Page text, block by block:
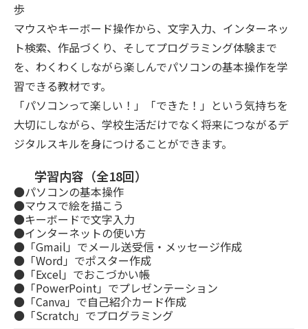
歩
マウスやキーボード操作から、文字入力、インターネッ
ト検索、作品づくり、そしてプログラミング体験まで
を、わくわくしながら楽しんでパソコンの基本操作を学
習できる教材です。
「パソコンって楽しい！」「できた！」という気持ちを
大切にしながら、学校生活だけでなく将来につながるデ
ジタルスキルを身につけることができます。
学習内容（全18回）
●パソコンの基本操作
●マウスで絵を描こう
●キーボードで文字入力
●インターネットの使い方
●「Gmail」でメール送受信・メッセージ作成
●「Word」でポスター作成
●「Excel」でおこづかい帳
●「PowerPoint」でプレゼンテーション
●「Canva」で自己紹介カード作成
●「Scratch」でプログラミング